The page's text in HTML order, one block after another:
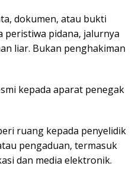
dokumen, atau bukti
peristiwa pidana, jalurnya
liar. Bukan penghakiman
kepada aparat penegak
ruang kepada penyelidik
pengaduan, termasuk
dan media elektronik.